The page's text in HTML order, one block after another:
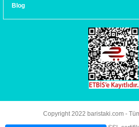
Blog
Copyright 2022 baristaki.com -